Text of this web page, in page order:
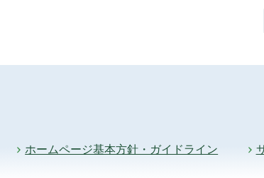
ホームページ基本方針・ガイドライン